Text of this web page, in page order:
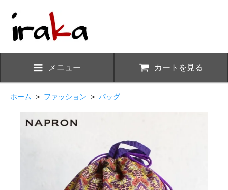
メニュー カートを見る
ホーム > ファッション > バッグ